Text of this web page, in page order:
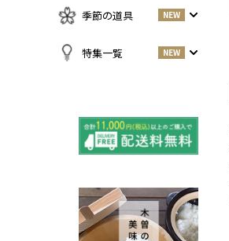
NEW
名刺入れ・カードケース
季節の道具 NEW
すべての商品をみる
秋
特集一覧 NEW
よくある質問〈ほうき
全般〉
NEW
方
棕櫚箒と江戸箒の違い NEW
江戸箒の特徴 NEW